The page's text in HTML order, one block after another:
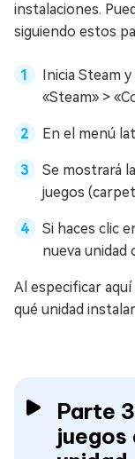
instalaciones.
siguiendo estos
Inicia Steam
«Steam» >
En el menú
Se mostrará
juegos
Si haces clic
nueva unidad
Al especificar
qué unidad
Parte
juegos